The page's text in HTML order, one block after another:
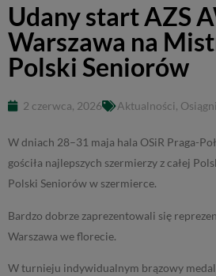
Udany start AZS
Warszawa na
Polski Seniorów
2 czerwca, 2026 Aktualności,
W dniach 28–31 maja hala OSiR Praga-
gościła najlepszych szermierzy z całej
Polski Seniorów w szermierce.
Bardzo dobrze zaprezentowali się
Warszawa we florecie.
W turnieju indywidualnym brązowy